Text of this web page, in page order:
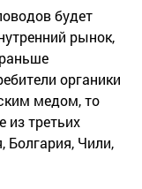
будет
рынок,
органики
медом, то
из третьих
Болгария, Чили,